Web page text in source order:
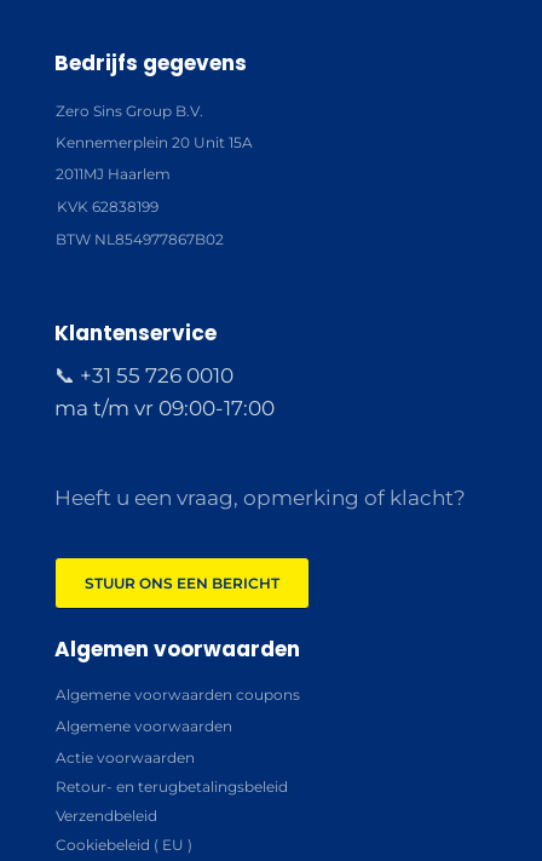
Bedrijfs gegevens
Zero Sins Group B.V.
Kennemerplein 20 Unit 15A
2011MJ Haarlem
KVK 62838199
BTW NL854977867B02
Klantenservice
📞 +31 55 726 0010
ma t/m vr 09:00-17:00
Heeft u een vraag, opmerking of klacht?
STUUR ONS EEN BERICHT
Algemen voorwaarden
Algemene voorwaarden coupons
Algemene voorwaarden
Actie voorwaarden
Retour- en terugbetalingsbeleid
Verzendbeleid
Cookiebeleid ( EU )